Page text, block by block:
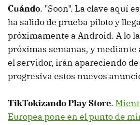
Cuándo. "Soon". La clave aquí
ha salido de prueba piloto y
próximamente a Android. A lo
próximas semanas, y mediante
el servidor, irán apareciendo
progresiva estos nuevos
TikTokizando Play Store.
Europea pone en el punto de